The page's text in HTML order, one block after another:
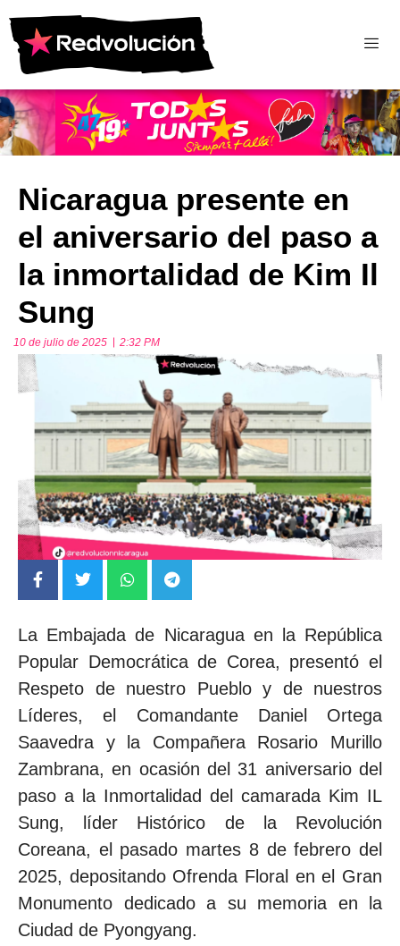
Nicaragua presente en
el aniversario del paso a
la inmortalidad de Kim Il
Sung
10 de julio de 2025 2:32 PM
La Embajada de Nicaragua en la República
Popular Democrática de Corea, presentó el
Respeto de nuestro Pueblo y de nuestros
Líderes, el Comandante Daniel Ortega
Saavedra y la Compañera Rosario Murillo
Zambrana, en ocasión del 31 aniversario del
paso a la Inmortalidad del camarada Kim IL
Sung, líder Histórico de la Revolución
Coreana, el pasado martes 8 de febrero del
2025, depositando Ofrenda Floral en el Gran
Monumento dedicado a su memoria en la
Ciudad de Pyongyang.